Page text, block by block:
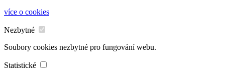
více o cookies
Nezbytné
Soubory cookies nezbytné pro fungování webu.
Statistické